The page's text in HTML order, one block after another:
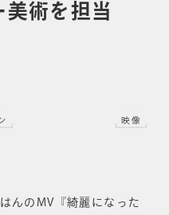
術を担当
映像
んのMV『綺麗になった